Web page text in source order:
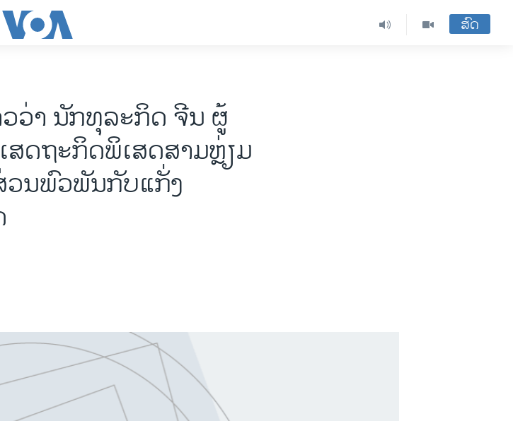
ສົດ
ວ່າ ນັກທຸລະກິດ ຈີນ ຜູ້
ດຖະກິດພິເສດສາມຫຼ່ຽມ
ນພົວພັນກັບແກັ່ງ